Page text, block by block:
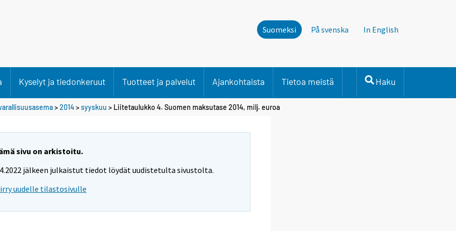
Suomeksi På svenska In English
Kyselyt ja tiedonkeruut Tuotteet ja palvelut Ajankohtaista Tietoa meistä Haku
>2014>syyskuu > Liitetaulukko 4. Suomen maksutase 2014, milj. euroa
sivu on arkistoitu.
jälkeen julkaistut tiedot löydät uudistetulta sivustolta.
uudelle tilastosivulle